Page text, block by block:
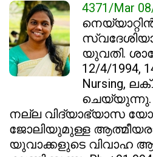
4371/Mar
യുവതി.
12/4/1994,
Nursing,
നല്ല വിദ്യാഭ്യാസ
ജോലിയുമുള്ള
യുവാക്കളുടെ വിവാഹ